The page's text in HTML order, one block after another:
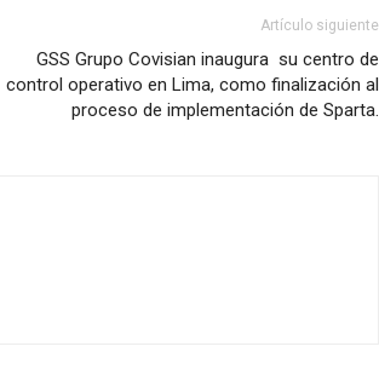
Artículo siguiente
GSS Grupo Covisian inaugura su centro de
control operativo en Lima, como finalización al
proceso de implementación de Sparta.